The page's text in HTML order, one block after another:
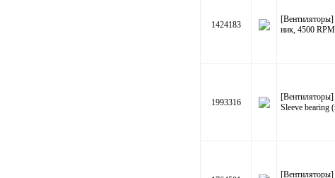
1424183
ник, 4500
1993316
Sleeve bearing